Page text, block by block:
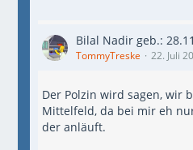
Bilal Nadir geb.:
TommyTreske 22. Juli
Der Polzin wird sagen, wir
Mittelfeld, da bei mir eh
der anläuft.